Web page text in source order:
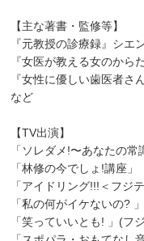
【主な著書・監修等】
『元教授の診療録』シエ
『女医が教える女のから
『女性に優しい歯医者さ
など
【TV出演】
「ソレダメ!〜あなたの
「林修の今でしょ!講座」
「アイドリング!!!＜フジ
「私の何がイケないの?
「笑っていいとも! 」(フ